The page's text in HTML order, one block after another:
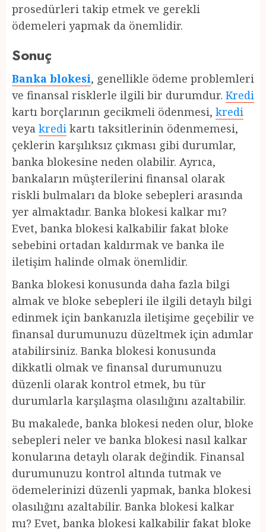
prosedürleri takip etmek ve gerekli
ödemeleri yapmak da önemlidir.
Sonuç
Banka blokesi, genellikle ödeme problemleri
ve finansal risklerle ilgili bir durumdur. Kredi
kartı borçlarının gecikmeli ödenmesi, kredi
veya kredi kartı taksitlerinin ödenmemesi,
çeklerin karşılıksız çıkması gibi durumlar,
banka blokesine neden olabilir. Ayrıca,
bankaların müşterilerini finansal olarak
riskli bulmaları da bloke sebepleri arasında
yer almaktadır. Banka blokesi kalkar mı?
Evet, banka blokesi kalkabilir fakat bloke
sebebini ortadan kaldırmak ve banka ile
iletişim halinde olmak önemlidir.
Banka blokesi konusunda daha fazla bilgi
almak ve bloke sebepleri ile ilgili detaylı bilgi
edinmek için bankanızla iletişime geçebilir ve
finansal durumunuzu düzeltmek için adımlar
atabilirsiniz. Banka blokesi konusunda
dikkatli olmak ve finansal durumunuzu
düzenli olarak kontrol etmek, bu tür
durumlarla karşılaşma olasılığını azaltabilir.
Bu makalede, banka blokesi neden olur, bloke
sebepleri neler ve banka blokesi nasıl kalkar
konularına detaylı olarak değindik. Finansal
durumunuzu kontrol altında tutmak ve
ödemelerinizi düzenli yapmak, banka blokesi
olasılığını azaltabilir. Banka blokesi kalkar
mı? Evet, banka blokesi kalkabilir fakat bloke